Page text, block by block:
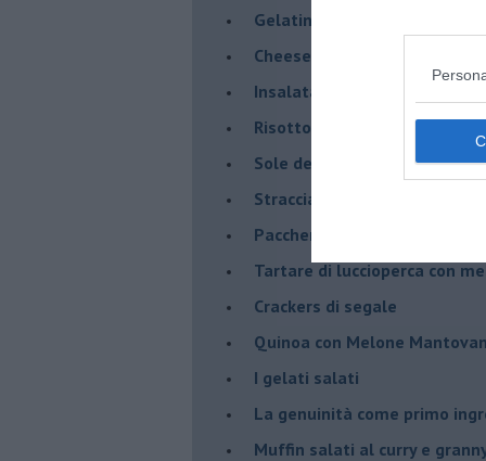
Gelatine al cardamomo e
Cheesecake al melone
Insalata di sgombro e
Risotto al Melone Mantovano
Sole del sud con riduzione di
Stracciatella di Andria con
Paccheri con scarola,
Tartare di luccioperca con
Crackers di segale
Quinoa con Melone
I gelati salati
La genuinità come primo
Muffin salati al curry e